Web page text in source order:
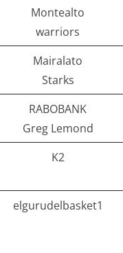
Montealto
warriors
Mairalato
Starks
RABOBANK
Greg Lemond
K2
elgurudelbasket1